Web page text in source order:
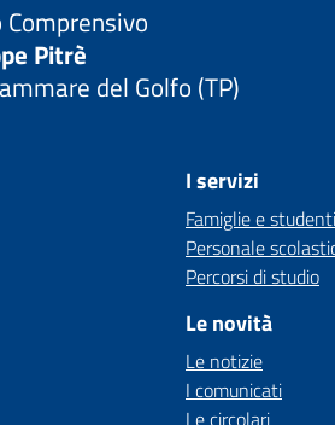
Pitrè
del Golfo (TP)
I servizi
Famiglie e studenti
Personale
Percorsi di studio
Le novità
Le notizie
I comunicati
Le circolari